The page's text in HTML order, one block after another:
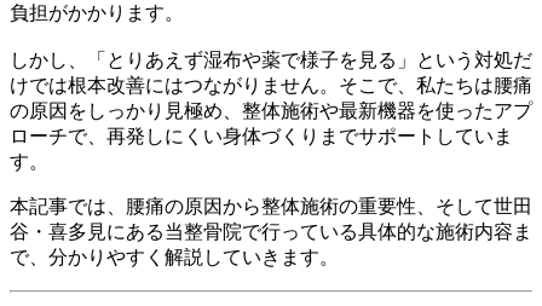
負担がかかります。
しかし、「とりあえず湿布や薬で様子を見る」という対処だ
けでは根本改善にはつながりません。そこで、私たちは腰痛
の原因をしっかり見極め、整体施術や最新機器を使ったアプ
ローチで、再発しにくい身体づくりまでサポートしていま
す。
本記事では、腰痛の原因から整体施術の重要性、そして世田
谷・喜多見にある当整骨院で行っている具体的な施術内容ま
で、分かりやすく解説していきます。